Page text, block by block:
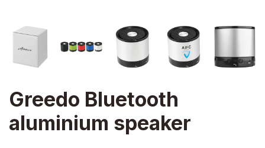
Greedo Bluetooth
aluminium speaker